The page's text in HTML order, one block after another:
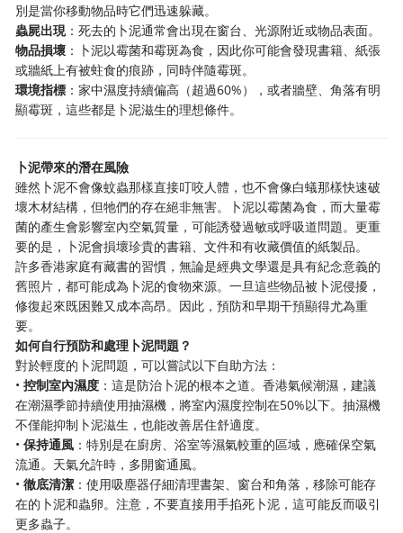
別是當你移動物品時它們迅速躲藏。
蟲屍出現：死去的卜泥通常會出現在窗台、光源附近或物品表面。
物品損壞 ：卜泥以霉菌和霉斑為食，因此你可能會發現書籍、紙張
或牆紙上有被蛀食的痕跡，同時伴隨霉斑。
環境指標 ：家中濕度持續偏高（超過60%），或者牆壁、角落有明
顯霉斑，這些都是卜泥滋生的理想條件。
卜泥帶來的潛在風險
雖然卜泥不會像蚊蟲那樣直接叮咬人體，也不會像白蟻那樣快速破
壞木材結構，但牠們的存在絕非無害。卜泥以霉菌為食，而大量霉
菌的產生會影響室內空氣質量，可能誘發過敏或呼吸道問題。更重
要的是，卜泥會損壞珍貴的書籍、文件和有收藏價值的紙製品。
許多香港家庭有藏書的習慣，無論是經典文學還是具有紀念意義的
舊照片，都可能成為卜泥的食物來源。一旦這些物品被卜泥侵擾，
修復起來既困難又成本高昂。因此，預防和早期干預顯得尤為重
要。
如何自行預防和處理卜泥問題？
對於輕度的卜泥問題，可以嘗試以下自助方法：
•控制室內濕度 ：這是防治卜泥的根本之道。香港氣候潮濕，建議
在潮濕季節持續使用抽濕機，將室內濕度控制在50%以下。抽濕機
不僅能抑制卜泥滋生，也能改善居住舒適度。
•保持通風 ：特別是在廚房、浴室等濕氣較重的區域，應確保空氣
流通。天氣允許時，多開窗通風。
•徹底清潔 ：使用吸塵器仔細清理書架、窗台和角落，移除可能存
在的卜泥和蟲卵。注意，不要直接用手掐死卜泥，這可能反而吸引
更多蟲子。